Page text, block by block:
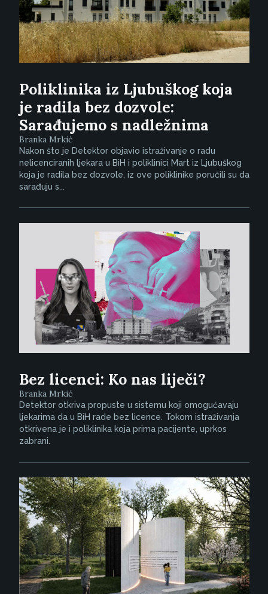
Poliklinika iz Ljubuškog koja
je radila bez dozvole:
Sarađujemo s nadležnima
Branka Mrkić
Nakon što je Detektor objavio istraživanje o radu
nelicenciranih ljekara u BiH i poliklinici Mart iz Ljubuškog
koja je radila bez dozvole, iz ove poliklinike poručili su da
sarađuju s...
Bez licenci: Ko nas liječi?
Branka Mrkić
Detektor otkriva propuste u sistemu koji omogućavaju
ljekarima da u BiH rade bez licence. Tokom istraživanja
otkrivena je i poliklinika koja prima pacijente, uprkos
zabrani.